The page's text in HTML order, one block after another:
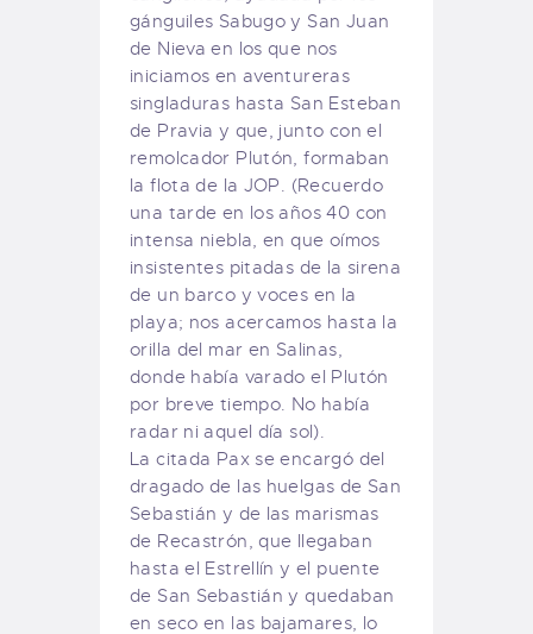
gánguiles Sabugo y San Juan
de Nieva en los que nos
iniciamos en aventureras
singladuras hasta San Esteban
de Pravia y que, junto con el
remolcador Plutón, formaban
la flota de la JOP. (Recuerdo
una tarde en los años 40 con
intensa niebla, en que oímos
insistentes pitadas de la sirena
de un barco y voces en la
playa; nos acercamos hasta la
orilla del mar en Salinas,
donde había varado el Plutón
por breve tiempo. No había
radar ni aquel día sol).
La citada Pax se encargó del
dragado de las huelgas de San
Sebastián y de las marismas
de Recastrón, que llegaban
hasta el Estrellín y el puente
de San Sebastián y quedaban
en seco en las bajamares, lo